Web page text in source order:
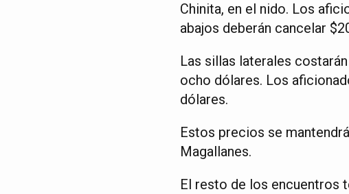
Chinita, en el nido. Los
abajos deberán cancelar
Las sillas laterales
ocho dólares. Los
dólares.
Estos precios se
Magallanes.
El resto de los encuentros